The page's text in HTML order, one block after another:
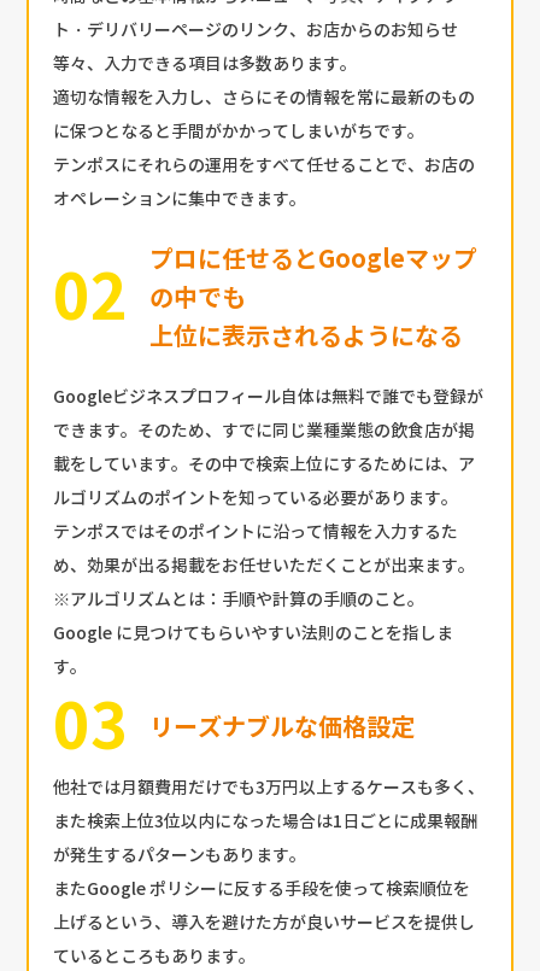
ト・デリバリーページのリンク、お店からのお知らせ
等々、入力できる項目は多数あります。
適切な情報を入力し、さらにその情報を常に最新のもの
に保つとなると手間がかかってしまいがちです。
テンポスにそれらの運用をすべて任せることで、お店の
オペレーションに集中できます。
プロに任せるとGoogleマップ
の中でも
上位に表示されるようになる
Googleビジネスプロフィール自体は無料で誰でも登録が
できます。そのため、すでに同じ業種業態の飲食店が掲
載をしています。その中で検索上位にするためには、ア
ルゴリズムのポイントを知っている必要があります。
テンポスではそのポイントに沿って情報を入力するた
め、効果が出る掲載をお任せいただくことが出来ます。
※アルゴリズムとは：手順や計算の手順のこと。
Google に見つけてもらいやすい法則のことを指しま
す。
リーズナブルな価格設定
他社では月額費用だけでも3万円以上するケースも多く、
また検索上位3位以内になった場合は1日ごとに成果報酬
が発生するパターンもあります。
またGoogle ポリシーに反する手段を使って検索順位を
上げるという、導入を避けた方が良いサービスを提供し
ているところもあります。